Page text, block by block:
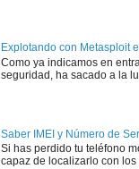
Explotando con Metasploit
Como ya indicamos en
seguridad, ha sacado a la
Saber IMEI y Número de
Si has perdido tu teléfono
capaz de localizarlo con